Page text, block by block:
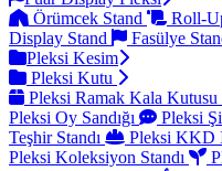
Örümcek Stand
Roll-
Display Stand
Fasülye
Pleksi Kesim
Pleksi Kutu
Pleksi Ramak Kala Kutusu
Pleksi Oy Sandığı
Pleksi
Teşhir Standı
Pleksi KKD
Pleksi Koleksiyon Standı